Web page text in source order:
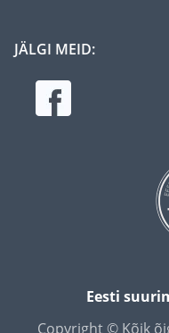
JÄLGI MEID:
Eesti
Copyright © Kõik